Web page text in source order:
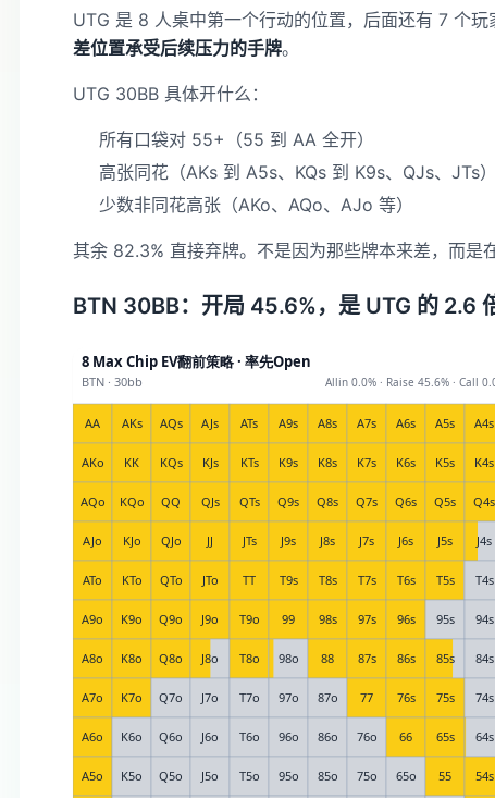
UTG 是 8 人桌中第一个行动的位置，后面还有 7 个玩
差位置承受后续压力的手牌。
UTG 30BB 具体开什么：
所有口袋对 55+（55 到 AA 全开）
高张同花（AKs 到 A5s、KQs 到 K9s、QJs、JTs）
少数非同花高张（AKo、AQo、AJo 等）
其余 82.3% 直接弃牌。不是因为那些牌本来差，而是
BTN 30BB：开局 45.6%，是 UTG 的 2.6